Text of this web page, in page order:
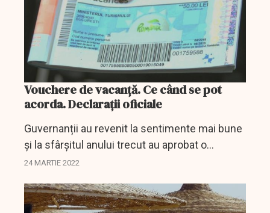
Vouchere de vacanță. Ce când se pot
acorda. Declarații oficiale
Guvernanții au revenit la sentimente mai bune
și la sfârșitul anului trecut au aprobat o
ordonanță prin care se reia acordarea
24 MARTIE 2022